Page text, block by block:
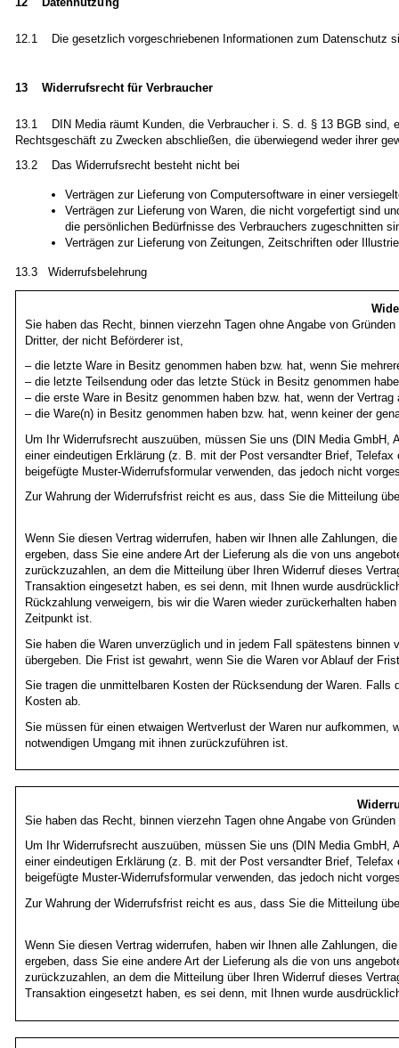
12.1 Die gesetzlich vorgeschriebenen Informationen zum Datenschutz
13 Widerrufsrecht für Verbraucher
13.1 DIN Media räumt Kunden, die Verbraucher i. S. d. § 13 BGB sind,
Rechtsgeschäft zu Zwecken abschließen, die überwiegend weder ihrer
13.2 Das Widerrufsrecht besteht nicht bei
Verträgen zur Lieferung von Computersoftware in einer
Verträgen zur Lieferung von Waren, die nicht vorgefertigt sind
die persönlichen Bedürfnisse des Verbrauchers zugeschnitten
Verträgen zur Lieferung von Zeitungen, Zeitschriften oder
13.3 Widerrufsbelehrung
Sie haben das Recht, binnen vierzehn Tagen ohne Angabe von
Dritter, der nicht Beförderer ist,
– die letzte Ware in Besitz genommen haben bzw. hat, wenn Sie
– die letzte Teilsendung oder das letzte Stück in Besitz genommen
– die erste Ware in Besitz genommen haben bzw. hat, wenn der
– die Ware(n) in Besitz genommen haben bzw. hat, wenn keiner der
Um Ihr Widerrufsrecht auszuüben, müssen Sie uns (DIN Media
einer eindeutigen Erklärung (z. B. mit der Post versandter Brief,
beigefügte Muster-Widerrufsformular verwenden, das jedoch nicht
Zur Wahrung der Widerrufsfrist reicht es aus, dass Sie die Mitteilung
Wenn Sie diesen Vertrag widerrufen, haben wir Ihnen alle Zahlungen,
ergeben, dass Sie eine andere Art der Lieferung als die von uns
zurückzuzahlen, an dem die Mitteilung über Ihren Widerruf dieses
Transaktion eingesetzt haben, es sei denn, mit Ihnen wurde
Rückzahlung verweigern, bis wir die Waren wieder zurückerhalten
Zeitpunkt ist.
Sie haben die Waren unverzüglich und in jedem Fall spätestens
übergeben. Die Frist ist gewahrt, wenn Sie die Waren vor Ablauf der
Sie tragen die unmittelbaren Kosten der Rücksendung der Waren.
Kosten ab.
Sie müssen für einen etwaigen Wertverlust der Waren nur
notwendigen Umgang mit ihnen zurückzuführen ist.
Sie haben das Recht, binnen vierzehn Tagen ohne Angabe von
Um Ihr Widerrufsrecht auszuüben, müssen Sie uns (DIN Media
einer eindeutigen Erklärung (z. B. mit der Post versandter Brief,
beigefügte Muster-Widerrufsformular verwenden, das jedoch nicht
Zur Wahrung der Widerrufsfrist reicht es aus, dass Sie die Mitteilung
Wenn Sie diesen Vertrag widerrufen, haben wir Ihnen alle Zahlungen,
ergeben, dass Sie eine andere Art der Lieferung als die von uns
zurückzuzahlen, an dem die Mitteilung über Ihren Widerruf dieses
Transaktion eingesetzt haben, es sei denn, mit Ihnen wurde